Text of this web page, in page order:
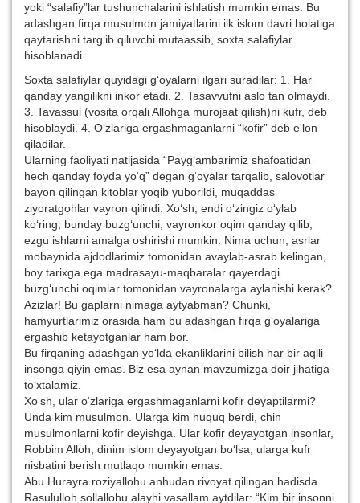
yoki “salafiy”lar tushunchalarini ishlatish mumkin emas. Bu
adashgan firqa musulmon jamiyatlarini ilk islom davri holatiga
qaytarishni targ‘ib qiluvchi mutaassib, soxta salafiylar
hisoblanadi.
Soxta salafiylar quyidagi g‘oyalarni ilgari suradilar: 1. Har
qanday yangilikni inkor etadi. 2. Tasavvufni aslo tan olmaydi.
3. Tavassul (vosita orqali Allohga murojaat qilish)ni kufr, deb
hisoblaydi. 4. O‘zlariga ergashmaganlarni “kofir” deb e'lon
qiladilar.
Ularning faoliyati natijasida “Payg‘ambarimiz shafoatidan
hech qanday foyda yo‘q” degan g‘oyalar tarqalib, salovotlar
bayon qilingan kitoblar yoqib yuborildi, muqaddas
ziyoratgohlar vayron qilindi. Xo‘sh, endi o‘zingiz o‘ylab
ko‘ring, bunday buzg‘unchi, vayronkor oqim qanday qilib,
ezgu ishlarni amalga oshirishi mumkin. Nima uchun, asrlar
mobaynida ajdodlarimiz tomonidan avaylab-asrab kelingan,
boy tarixga ega madrasayu-maqbaralar qayerdagi
buzg‘unchi oqimlar tomonidan vayronalarga aylanishi kerak?
Azizlar! Bu gaplarni nimaga aytyabman? Chunki,
hamyurtlarimiz orasida ham bu adashgan firqa g‘oyalariga
ergashib ketayotganlar ham bor.
Bu firqaning adashgan yo‘lda ekanliklarini bilish har bir aqlli
insonga qiyin emas. Biz esa aynan mavzumizga doir jihatiga
to‘xtalamiz.
Xo‘sh, ular o‘zlariga ergashmaganlarni kofir deyaptilarmi?
Unda kim musulmon. Ularga kim huquq berdi, chin
musulmonlarni kofir deyishga. Ular kofir deyayotgan insonlar,
Robbim Alloh, dinim islom deyayotgan bo‘lsa, ularga kufr
nisbatini berish mutlaqo mumkin emas.
Abu Hurayra roziyallohu anhudan rivoyat qilingan hadisda
Rasululloh sollallohu alayhi vasallam aytdilar: “Kim bir insonni